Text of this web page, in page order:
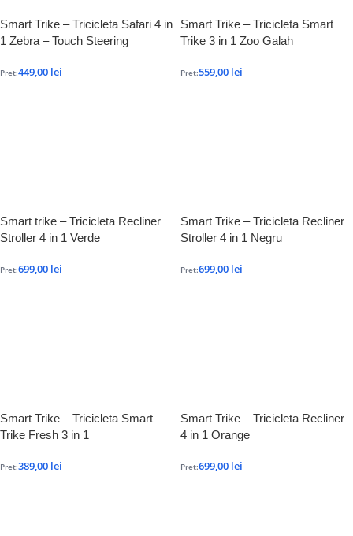
Smart Trike – Tricicleta Safari 4 in
1 Zebra – Touch Steering
Pret:449,00 lei
Smart Trike – Tricicleta Smart
Trike 3 in 1 Zoo Galah
Pret:559,00 lei
Smart trike – Tricicleta Recliner
Stroller 4 in 1 Verde
Pret:699,00 lei
Smart Trike – Tricicleta Recliner
Stroller 4 in 1 Negru
Pret:699,00 lei
Smart Trike – Tricicleta Smart
Trike Fresh 3 in 1
Pret:389,00 lei
Smart Trike – Tricicleta Recliner
4 in 1 Orange
Pret:699,00 lei